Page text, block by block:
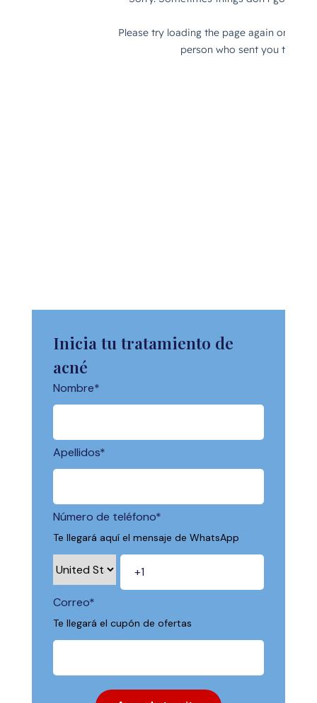
Inicia tu tratamiento de
acné
Nombre*
Apellidos*
Número de teléfono*
Te llegará aquí el mensaje de WhatsApp
Correo*
Te llegará el cupón de ofertas